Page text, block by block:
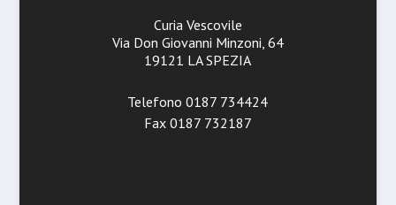
Curia Vescovile
Via Don Giovanni Minzoni, 64
19121 LA SPEZIA
Telefono 0187 734424
Fax 0187 732187